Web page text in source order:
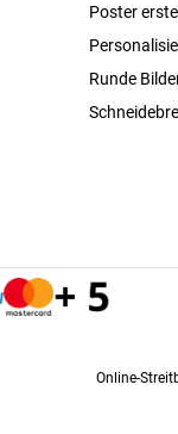
Poster
Runde
Online-